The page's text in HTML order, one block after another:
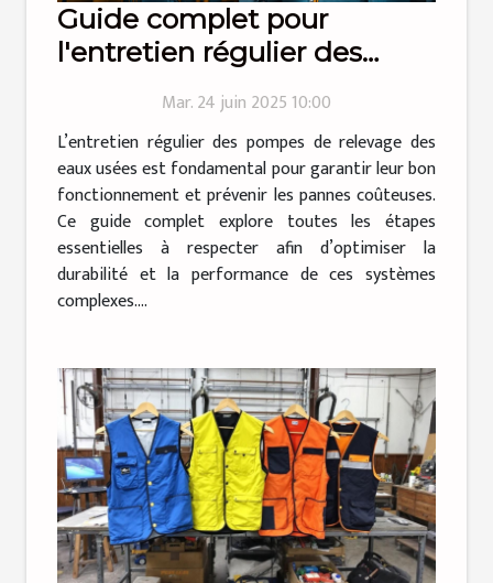
Guide complet pour
l'entretien régulier des
eaux uséesMar. 24 juin 2025 10:00
L’entretien régulier des pompes de relevage des
eaux usées est fondamental pour garantir leur bon
fonctionnement et prévenir les pannes coûteuses.
Ce guide complet explore toutes les étapes
essentielles à respecter afin d’optimiser la
durabilité et la performance de ces systèmes
complexes....